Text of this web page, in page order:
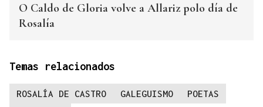
O Caldo de Gloria volve a Allariz polo día de
Rosalía
Temas relacionados
ROSALÍA DE CASTRO GALEGUISMO
POETAS